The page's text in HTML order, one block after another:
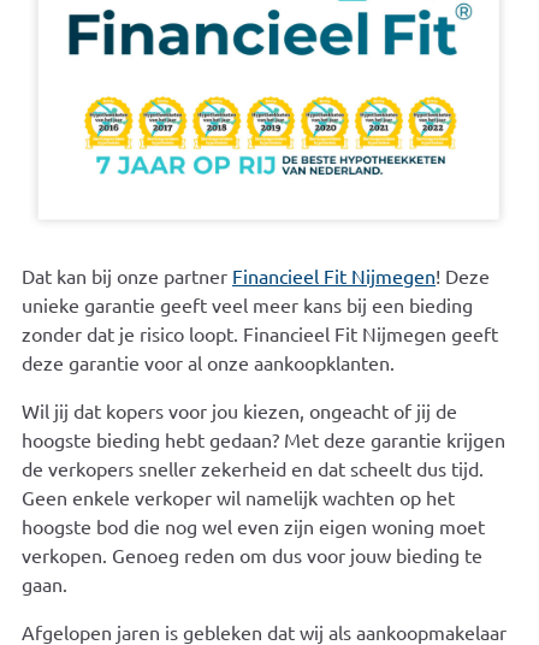
Dat kan bij onze partner Financieel Fit Nijmegen! Deze
unieke garantie geeft veel meer kans bij een bieding
zonder dat je risico loopt. Financieel Fit Nijmegen geeft
deze garantie voor al onze aankoopklanten.
Wil jij dat kopers voor jou kiezen, ongeacht of jij de
hoogste bieding hebt gedaan? Met deze garantie krijgen
de verkopers sneller zekerheid en dat scheelt dus tijd.
Geen enkele verkoper wil namelijk wachten op het
hoogste bod die nog wel even zijn eigen woning moet
verkopen. Genoeg reden om dus voor jouw bieding te
gaan.
Afgelopen jaren is gebleken dat wij als aankoopmakelaar